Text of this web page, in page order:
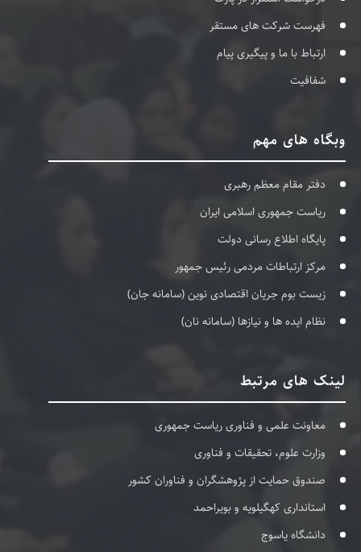
فهرست شرکت های مستقر
ارتباط با ما و پیگیری پیام
شفافیت
وبگاه های مهم
دفتر مقام معظم رهبری
ریاست جمهوری اسلامی ایران
پایگاه اطلاع رسانی دولت
مرکز ارتباطات مردمی رئیس جمهور
زیست بوم جریان اقتصادی نوین (سامانه جان)
نظام ایده ها و نیازها (سامانه نان)
لینک های مرتبط
معاونت علمی و فناوری ریاست جمهوری
وزارت علوم، تحقیقات و فناوری
صندوق حمایت از پژوهشگران و فناوران کشور
استانداری کهگیلویه و بویراحمد
دانشگاه یاسوج